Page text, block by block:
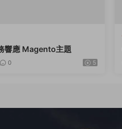
響應 Magento主題
0 5